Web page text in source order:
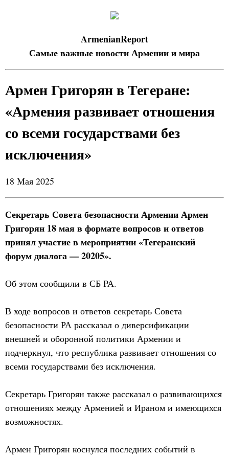
ArmenianReport
Самые важные новости Армении и мира
Армен Григорян в Тегеране:
«Армения развивает отношения
со всеми государствами без
исключения»
18 Мая 2025
Секретарь Совета безопасности Армении Армен
Григорян 18 мая в формате вопросов и ответов
принял участие в мероприятии «Тегеранский
форум диалога — 20205».
Об этом сообщили в СБ РА.
В ходе вопросов и ответов секретарь Совета
безопасности РА рассказал о диверсификации
внешней и оборонной политики Армении и
подчеркнул, что республика развивает отношения со
всеми государствами без исключения.
Секретарь Григорян также рассказал о развивающихся
отношениях между Арменией и Ираном и имеющихся
возможностях.
Армен Григорян коснулся последних событий в